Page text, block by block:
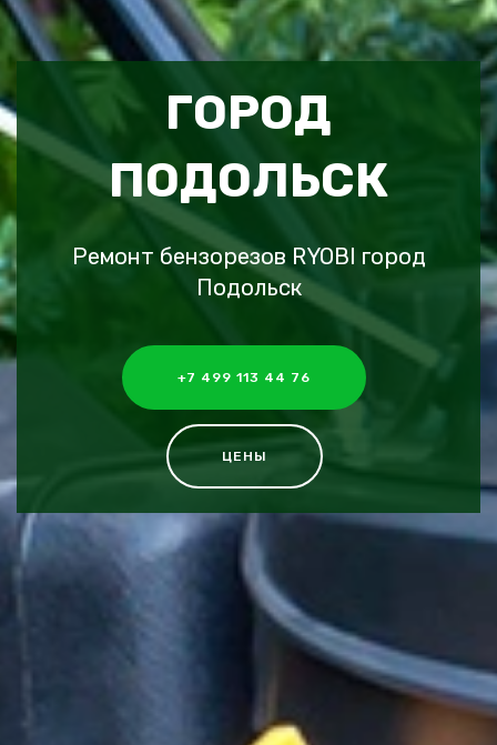
ГОРОД
ПОДОЛЬСК
Ремонт бензорезов RYOBI город
Подольск
+7 499 113 44 76
ЦЕНЫ